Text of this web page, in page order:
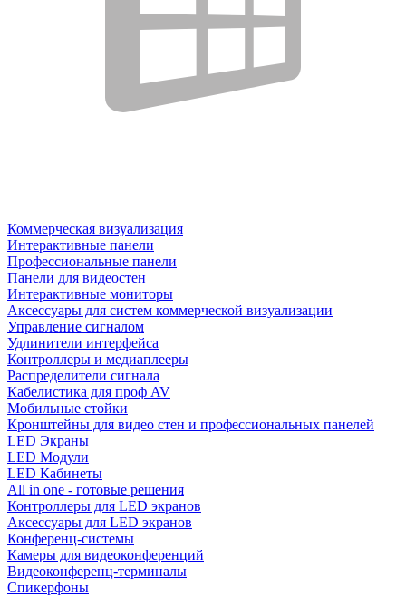
Коммерческая визуализация
Интерактивные панели
Профессиональные панели
Панели для видеостен
Интерактивные мониторы
Аксессуары для систем коммерческой визуализации
Управление сигналом
Удлинители интерфейса
Контроллеры и медиаплееры
Распределители сигнала
Кабелистика для проф AV
Мобильные стойки
Кронштейны для видео стен и профессиональных панелей
LED Экраны
LED Модули
LED Кабинеты
All in one - готовые решения
Контроллеры для LED экранов
Аксессуары для LED экранов
Конференц-системы
Камеры для видеоконференций
Видеоконференц-терминалы
Спикерфоны